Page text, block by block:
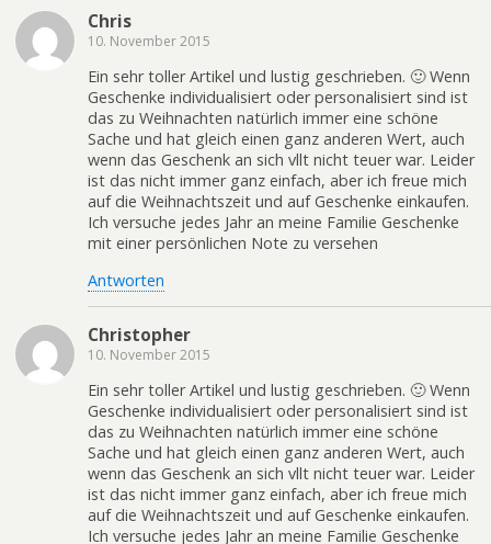
Chris
10. November 2015
Ein sehr toller Artikel und lustig geschrieben. 🙂 Wenn
Geschenke individualisiert oder personalisiert sind ist
das zu Weihnachten natürlich immer eine schöne
Sache und hat gleich einen ganz anderen Wert, auch
wenn das Geschenk an sich vllt nicht teuer war. Leider
ist das nicht immer ganz einfach, aber ich freue mich
auf die Weihnachtszeit und auf Geschenke einkaufen.
Ich versuche jedes Jahr an meine Familie Geschenke
mit einer persönlichen Note zu versehen
Antworten
Christopher
10. November 2015
Ein sehr toller Artikel und lustig geschrieben. 🙂 Wenn
Geschenke individualisiert oder personalisiert sind ist
das zu Weihnachten natürlich immer eine schöne
Sache und hat gleich einen ganz anderen Wert, auch
wenn das Geschenk an sich vllt nicht teuer war. Leider
ist das nicht immer ganz einfach, aber ich freue mich
auf die Weihnachtszeit und auf Geschenke einkaufen.
Ich versuche jedes Jahr an meine Familie Geschenke